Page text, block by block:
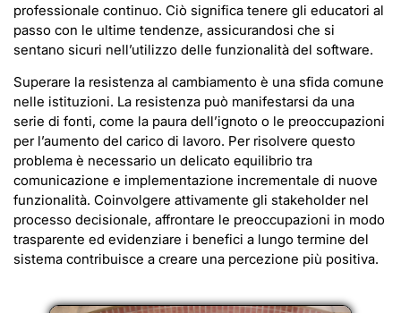
professionale continuo. Ciò significa tenere gli educatori al
passo con le ultime tendenze, assicurandosi che si
sentano sicuri nell’utilizzo delle funzionalità del software.
Superare la resistenza al cambiamento è una sfida comune
nelle istituzioni. La resistenza può manifestarsi da una
serie di fonti, come la paura dell’ignoto o le preoccupazioni
per l’aumento del carico di lavoro. Per risolvere questo
problema è necessario un delicato equilibrio tra
comunicazione e implementazione incrementale di nuove
funzionalità. Coinvolgere attivamente gli stakeholder nel
processo decisionale, affrontare le preoccupazioni in modo
trasparente ed evidenziare i benefici a lungo termine del
sistema contribuisce a creare una percezione più positiva.